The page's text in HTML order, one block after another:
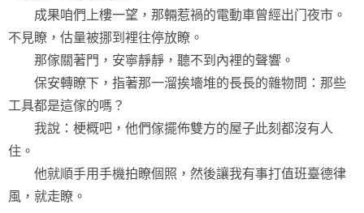
成果咱們上樓一望，那輛惹禍的電動車曾經出门夜市。
不見瞭，估量被挪到裡往停放瞭。
那傢關著門，安寧靜靜，聽不到內裡的聲響。
保安轉瞭下，指著那一溜挨墻堆的長長的雜物問：那些
工具都是這傢的嗎？
我說：梗概吧，他們傢擺佈雙方的屋子此刻都沒有人
住。
他就順手用手機拍瞭個照，然後讓我有事打值班臺德律
風，就走瞭。